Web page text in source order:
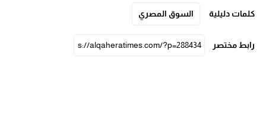
كلمات دليلية السوق المصري
رابط مختصر